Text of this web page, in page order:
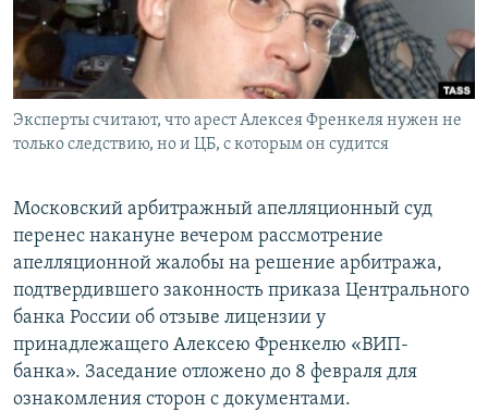
Все сайты РСЕ/РС
Эксперты считают, что арест Алексея Френкеля нужен не
только следствию, но и ЦБ, с которым он судится
Московский арбитражный апелляционный суд
перенес накануне вечером рассмотрение
апелляционной жалобы на решение арбитража,
подтвердившего законность приказа Центрального
банка России об отзыве лицензии у
принадлежащего Алексею Френкелю «ВИП-
банка». Заседание отложено до 8 февраля для
ознакомления сторон с документами.